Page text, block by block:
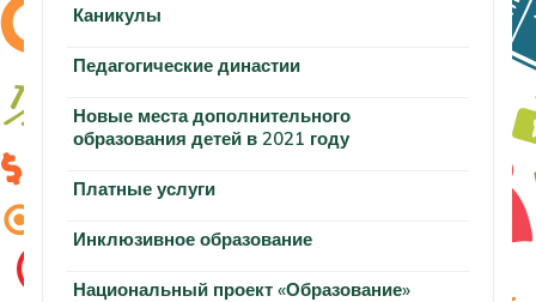
Каникулы
Педагогические династии
Новые места дополнительного
образования детей в 2021 году
Платные услуги
Инклюзивное образование
Национальный проект «Образование»